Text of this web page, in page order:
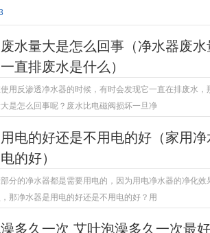
水量大是怎么回事（净水器废
直排废水是什么）
用反渗透净水器的时候，有时会发现它一直在排废水
是怎么回事呢？废水比电磁阀损坏一旦净
电的好还是不用电的好（家用
的好）
分的净水器都是需要用电的，因为用电净水器的净化
那净水器是用电的好还是不用电的好？用
多久一次 艾叶泡澡多久一次最好